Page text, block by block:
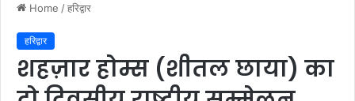
Home /हरिद्वार
हरिद्वार
शहज़ार होम्स (शीतल छाया) का